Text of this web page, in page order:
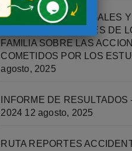
IMPLICACIONES LEGALES Y
RESPONSABILIDADES DE
FAMILIA SOBRE LAS
COMETIDOS POR LOS
agosto, 2025
INFORME DE RESULTADOS
2024 12 agosto, 2025
RUTA REPORTES